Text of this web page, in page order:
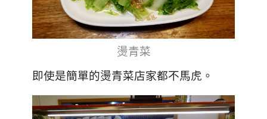
燙青菜
即使是簡單的燙青菜店家都不馬虎。